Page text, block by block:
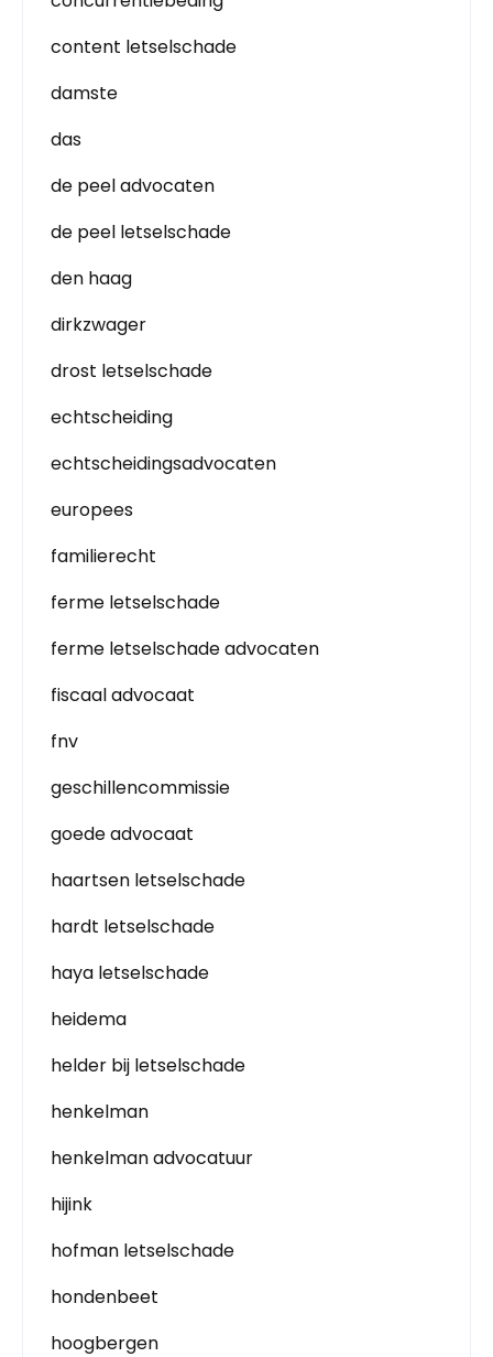
content letselschade
damste
das
de peel advocaten
de peel letselschade
den haag
dirkzwager
drost letselschade
echtscheiding
echtscheidingsadvocaten
europees
familierecht
ferme letselschade
ferme letselschade advocaten
fiscaal advocaat
fnv
geschillencommissie
goede advocaat
haartsen letselschade
hardt letselschade
haya letselschade
heidema
helder bij letselschade
henkelman
henkelman advocatuur
hijink
hofman letselschade
hondenbeet
hoogbergen